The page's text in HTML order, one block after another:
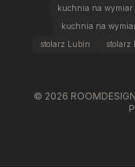
kuchnia na wymiar
kuchnia na wymiar
stolarz Lubin
stolarz
© 2026